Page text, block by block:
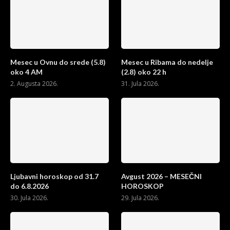
Mesec u Ovnu do srede (5.8)
oko 4 AM
2. Augusta 2026.
Mesec u Ribama do nedelje
(2.8) oko 22 h
31. Jula 2026.
Ljubavni horoskop od 31.7
do 6.8.2026
30. Jula 2026.
Avgust 2026 – MESEČNI
HOROSKOP
29. Jula 2026.